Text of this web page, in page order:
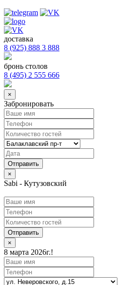
доставка
8 (925) 888 3 888
бронь столов
8 (495) 2 555 666
×
Забронировать
×
Sabi - Кутузовский
Отправить
×
8 марта 2026г.!